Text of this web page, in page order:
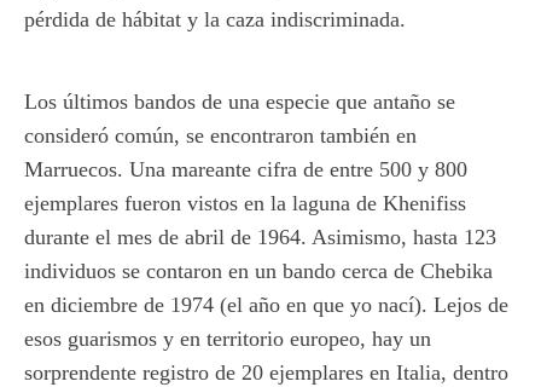
pérdida de hábitat y la caza indiscriminada.
Los últimos bandos de una especie que antaño se
consideró común, se encontraron también en
Marruecos. Una mareante cifra de entre 500 y 800
ejemplares fueron vistos en la laguna de Khenifiss
durante el mes de abril de 1964. Asimismo, hasta 123
individuos se contaron en un bando cerca de Chebika
en diciembre de 1974 (el año en que yo nací). Lejos de
esos guarismos y en territorio europeo, hay un
sorprendente registro de 20 ejemplares en Italia, dentro